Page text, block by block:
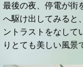
最後の夜、停電が街
へ駆け出してみると
ントラストをなして
りとても美しい風景